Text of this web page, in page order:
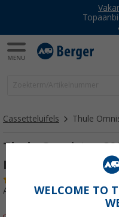
Cassetteluifels Thule
Thule Omnistor
Mystic Grey 4m
Artikelnr: 274280WELCOME TO